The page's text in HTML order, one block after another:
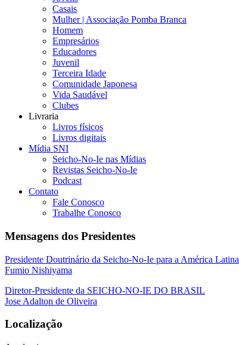
Casais
Mulher | Associação Pomba Branca
Homem
Empresários
Educadores
Juvenil
Terceira Idade
Comunidade Japonesa
Vida Saudável
Clubes
Livraria
Livros físicos
Livros digitais
Mídia SNI
Seicho-No-Ie nas Mídias
Revistas Seicho-No-Ie
Podcast
Contato
Fale Conosco
Trabalhe Conosco
Mensagens dos Presidentes
Presidente Doutrinário da Seicho-No-Ie para a América Latina
Fumio Nishiyama
Diretor-Presidente da SEICHO-NO-IE DO BRASIL
Jose Adalton de Oliveira
Localização